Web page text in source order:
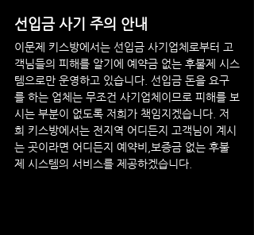
선입금 사기 주의 안내
이문제 키스방에서는 선입금 사기업체로부터 고
객님들의 피해를 알기에 예약금 없는 후불제 시스
템으로만 운영하고 있습니다. 선입금 돈을 요구
를 하는 업체는 무조건 사기업체이므로 피해를 보
시는 부분이 없도록 저희가 책임지겠습니다. 저
희 키스방에서는 전지역 어디든지 고객님이 계시
는 곳이라면 어디든지 예약비,보증금 없는 후불
제 시스템의 서비스를 제공하겠습니다.